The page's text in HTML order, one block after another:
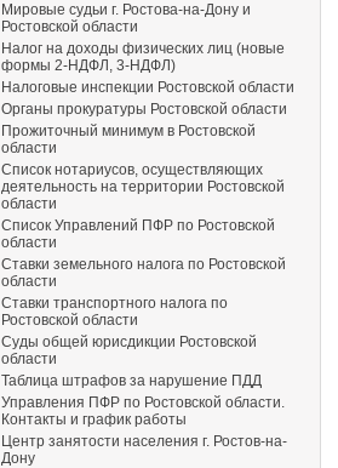
Мировые судьи г. Ростова-на-Дону и
Ростовской области
Налог на доходы физических лиц (новые
формы 2-НДФЛ, 3-НДФЛ)
Налоговые инспекции Ростовской области
Органы прокуратуры Ростовской области
Прожиточный минимум в Ростовской
области
Список нотариусов, осуществляющих
деятельность на территории Ростовской
области
Список Управлений ПФР по Ростовской
области
Ставки земельного налога по Ростовской
области
Ставки транспортного налога по
Ростовской области
Суды общей юрисдикции Ростовской
области
Таблица штрафов за нарушение ПДД
Управления ПФР по Ростовской области.
Контакты и график работы
Центр занятости населения г. Ростов-на-
Дону